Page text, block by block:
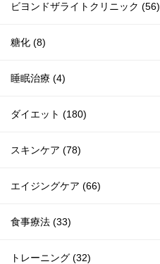
ビヨンドザライトクリニック (56)
糖化 (8)
睡眠治療 (4)
ダイエット (180)
スキンケア (78)
エイジングケア (66)
食事療法 (33)
トレーニング (32)